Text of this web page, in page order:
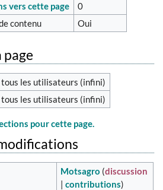
vers cette page
0
contenu
Oui
les utilisateurs (infini)
les utilisateurs (infini)
pour cette page.
Motsagro (discussion
|contributions)